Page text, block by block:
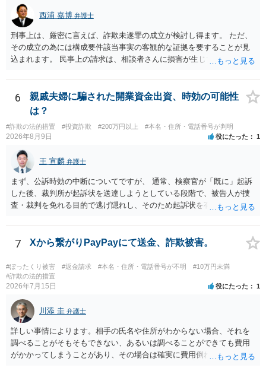
西浦 嘉博 弁護士
刑事上は、厳密に言えば、詐欺未遂罪の成立が検討し得ます。 ただ、
その成立の為には構成要件該当事実の客観的な証拠を要することが見
込まれます。 民事上の請求は、相談者さんに損害が生じていない以
い場合、最寄りの法律事務所での相談を検討ください。 上記、ご参考
ください。
6
親戚夫婦に騙された開業資金出資、時効の可能性
は？
#詐欺の法的措置 #投資詐欺 #200万円以上 #本名・住所・電話番号が判明
2026年8月9日 役にたった 1
王 宣麟 弁護士
まず、公訴時効の中断についてですが、 通常、検察官が「既に」起訴
した後、裁判所が起訴状を送達しようとしている段階で、被告人が捜
査・裁判を免れる目的で逃げ隠れし、そのため起訴状を有効に送達で
この規定によって時効が停止するわけではありません。 その意味で
は、刑事事件化するという部分ではややハードルが高いように見受け
られます。 他方で、相手方の住所等が特定できているのであれば、民
事事件として、損害賠償請求や貸金返還請求等により、裁判所を通じ
て返金を求める方法も考えられますが、結局は相手方に資力があるか
否かにより結論が分かれます。
7 Xから繋がりPayPayにて送金、詐欺被害。
#ぼったくり被害 #返金請求 #本名・住所・電話番号が不明
#10万円未満
#詐欺の法的措置
2026年7月15日 役にたった 1
川添 圭 弁護士
詳しい事情によります。相手の氏名や住所がわからない場合、それを
調べることがそもそもできない、あるいは調べることができても費用
がかかってしまうことがあり、その場合は確実に費用倒れになりそう